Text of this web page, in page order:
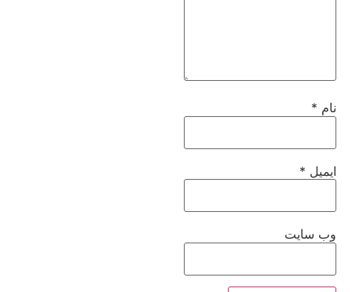
ایمیل*
وب‌ سایت